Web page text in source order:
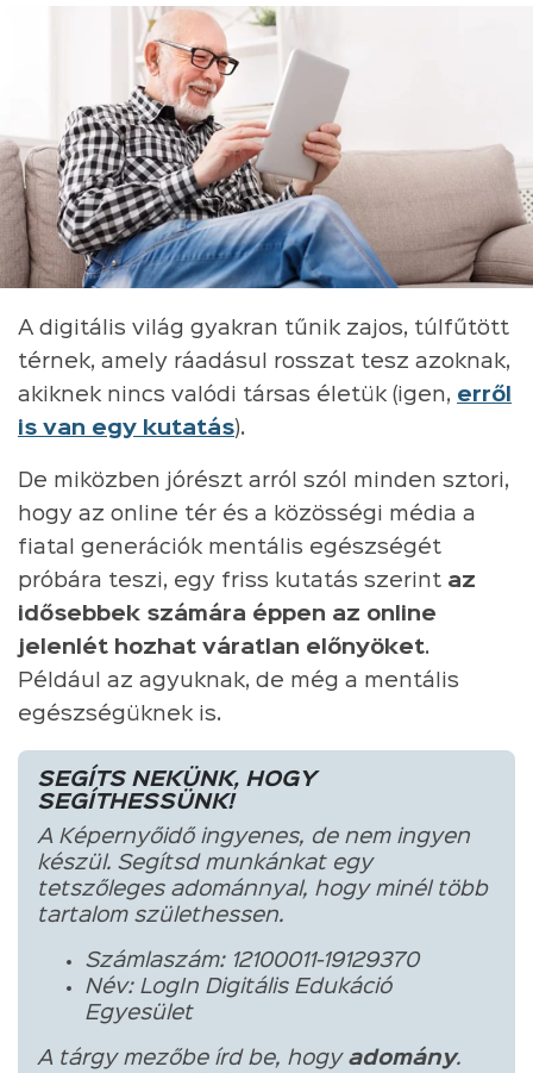
A digitális világ gyakran tűnik zajos, túlfűtött
térnek, amely ráadásul rosszat tesz azoknak,
akiknek nincs valódi társas életük (igen, erről
is van egy kutatás).
De miközben jórészt arról szól minden sztori,
hogy az online tér és a közösségi média a
fiatal generációk mentális egészségét
próbára teszi, egy friss kutatás szerint az
idősebbek számára éppen az online
jelenlét hozhat váratlan előnyöket.
Például az agyuknak, de még a mentális
egészségüknek is.
SEGÍTS NEKÜNK, HOGY
SEGÍTHESSÜNK!
A Képernyőidő ingyenes, de nem ingyen
készül. Segítsd munkánkat egy
tetszőleges adománnyal, hogy minél több
tartalom születhessen.
Számlaszám: 12100011-19129370
Név: LogIn Digitális Edukáció
Egyesület
A tárgy mezőbe írd be, hogy adomány.